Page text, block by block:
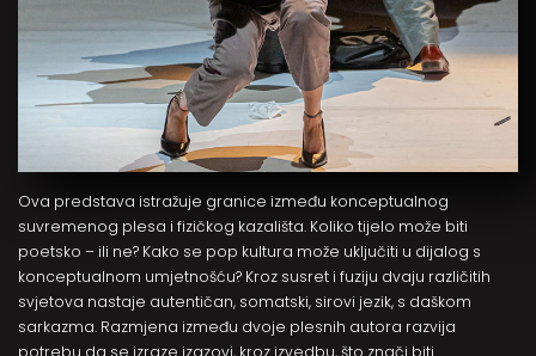
Ova predstava istražuje granice između konceptualnog
suvremenog plesa i fizičkog kazališta. Koliko tijelo može biti
poetsko – ili ne? Kako se pop kultura može uključiti u dijalog s
konceptualnom umjetnošću? Kroz susret i fuziju dvaju različitih
svjetova nastaje autentičan, somatski, sirovi jezik, s daškom
sarkazma. Razmjena između dvoje plesnih autora razvija
potrebu da se izraze izazovi, kroz izvedbu, što znači biti